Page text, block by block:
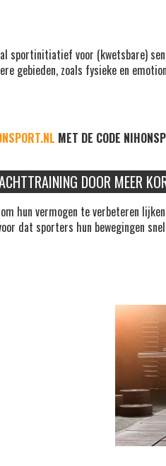
sportinitiatief voor (kwetsbare)
gebieden, zoals fysieke en
MET DE CODE
DOOR MEER
hun vermogen te verbeteren
dat sporters hun bewegingen